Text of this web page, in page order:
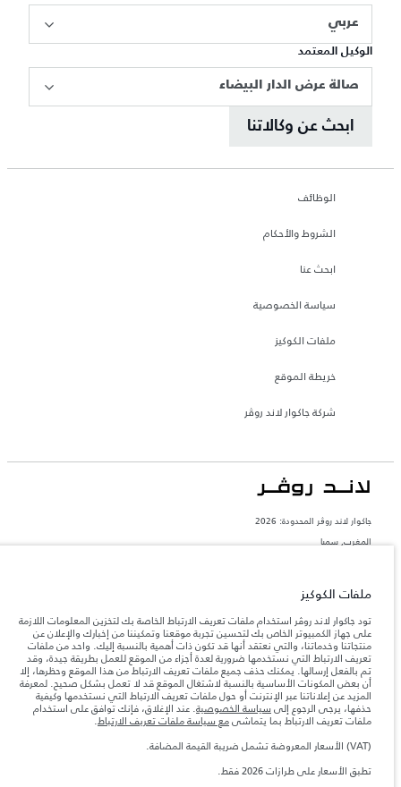
عربي
الوكيل المعتمد
صالة عرض الدار البيضاء
ابحث عن وكالاتنا
الوظائف
الشروط والأحكام
ابحث عنا
سياسة الخصوصية
ملفات الكوكيز
خريطة الموقع
شركة جاكوار لاند روڤر
جاكوار لاند روڨر المحدودة: 2026
المغرب, سميا
والحد الأقصى لأحمال المحور عند تحميل السيارة بالإكسسوارات والركاب والسوائل والوقود
والحمولة.
المعلومات والمواصفات والأسعار والألوان المذكورة على هذا الموقع قد تختلف من بلد إلى
آخر، كما أنّها قد تتغير بدون إشعار مسبق. الرجاء التواصل مع وكيلنا المحلي للتأكد من توفّرها
والتحقق من الأسعار.
ملاحظة مهمة حول الصور والمواصفات. إن النقص العالمي في أشباه الموصلات يؤثر حاليًا
في مواصفات تصميم السيارات وتوفر الخيارات وتوقيتات التصاميم. هذا ظرف ديناميكي
للغاية، ونتيجة لذلك، قد لا تمثّل الصور المستخدَمة ضمن موقع الويب حاليًا المواصفات الحالية
بالكامل بالنسبة إلى الميزات والخيارات والحلية ومجموعات الألوان. يرجى استشارة وكيلك الذي
سيتمكّن من تأكيد أي تقييدات حالية معك للسماح لك باتخاذ قرار مدروس
الأرقام المقدمة هي نتيجة لاختبارات المصنع الرسمية وفقاً لتشريعات الاتحاد الأوروبي. قد
يتباين استهلك الوقود الفعلي للمركبة عن ذلك المتحقق في تلك الاختبارات كما أن هذه
الأرقام بغرض المقارنة فحسب.
ملفات الكوكيز
تود جاكوار لاند روڤر استخدام ملفات تعريف الارتباط الخاصة بك لتخزين المعلومات اللازمة
على جهاز الكمبيوتر الخاص بك لتحسين تجربة موقعنا وتمكيننا من إخبارك والإعلان عن
منتجاتنا وخدماتنا، والتي نعتقد أنها قد تكون ذات أهمية بالنسبة إليك. واحد من ملفات
تعريف الارتباط التي نستخدمها ضرورية لعدة أجزاء من الموقع للعمل بطريقة جيدة، وقد
تم بالفعل إرسالها. يمكنك حذف جميع ملفات تعريف الارتباط من هذا الموقع وحظرها، إلا
أن بعض المكونات الأساسية بالنسبة لاشتغال الموقع قد لا تعمل بشكل صحيح. لمعرفة
المزيد عن إعلاناتنا عبر الإنترنت أو حول ملفات تعريف الارتباط التي نستخدمها وكيفية
حذفها، يرجى الرجوع إلى سياسة الخصوصية. عند الإغلاق، فإنك توافق على استخدام
ملفات تعريف الارتباط بما يتماشىمع سياسة ملفات تعريف الارتباط.
(VAT) الأسعار المعروضة تشمل ضريبة القيمة المضافة.
تطبق الأسعار على طرازات 2026 فقط.